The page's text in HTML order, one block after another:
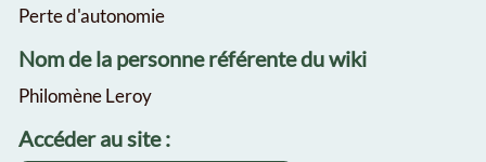
Perte d'autonomie
Nom de la personne référente du wiki
Philomène Leroy
Accéder au site :